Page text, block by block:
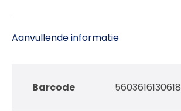
Aanvullende informatie
Barcode 5603616130618